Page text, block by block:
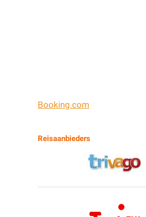
Booking.com
Reisaanbieders